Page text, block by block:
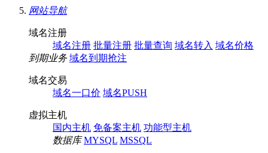
网站导航
域名注册
域名注册 批量注册 批量查询 域名转入 域名价格
到期业务 域名到期抢注
域名交易
域名一口价 域名PUSH
虚拟主机
国内主机 免备案主机 功能型主机
数据库 MYSQL MSSQL